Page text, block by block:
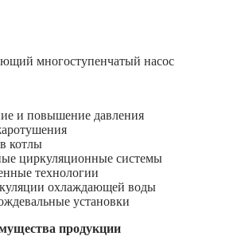
многоступенчатый насос
и повышение давления
котлы
циркуляционные системы
технологии
охлаждающей воды
установки
продукции